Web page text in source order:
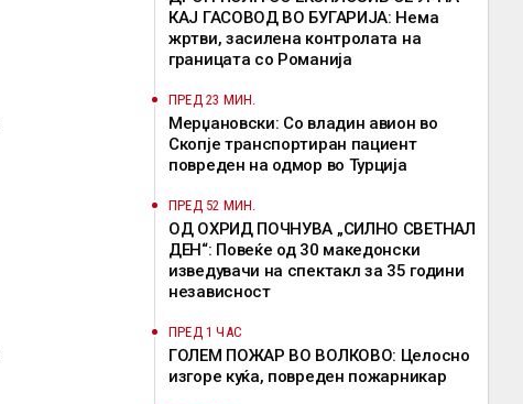
КАЈ ГАСОВОД ВО БУГАРИЈА: Нема
жртви, засилена контролата на
границата со Романија
ПРЕД 23 МИН.
Мерџановски: Со владин авион во
Скопје транспортиран пациент
повреден на одмор во Турција
ПРЕД 52 МИН.
ОД ОХРИД ПОЧНУВА „СИЛНО СВЕТНАЛ
ДЕН“: Повеќе од 30 македонски
изведувачи на спектакл за 35 години
независност
ПРЕД 1 ЧАС
ГОЛЕМ ПОЖАР ВО ВОЛКОВО: Целосно
изгоре куќа, повреден пожарникар